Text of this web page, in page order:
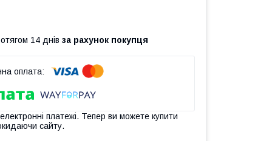
14 днів за рахунок покупця
платежі. Тепер ви можете купити
сайту.